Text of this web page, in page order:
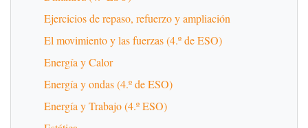
Ejercicios de repaso, refuerzo y ampliación
El movimiento y las fuerzas (4.º de ESO)
Energía y Calor
Energía y ondas (4.º de ESO)
Energía y Trabajo (4.º ESO)